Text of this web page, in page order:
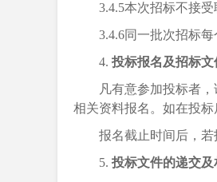
3.4.5本次招标不接受
3.4.6同一批次招标每
4. 投标报名及招标文
凡有意参加投标者，
相关资料报名。如在投
报名截止时间后，若
5. 投标文件的递交及